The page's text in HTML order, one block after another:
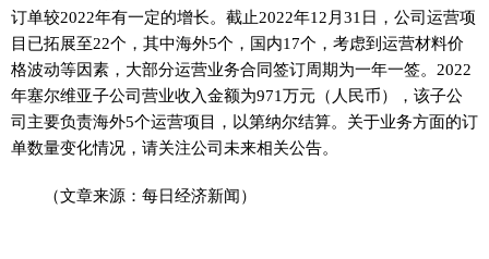
订单较2022年有一定的增长。截止2022年12月31日，公司运营项
目已拓展至22个，其中海外5个，国内17个，考虑到运营材料价
格波动等因素，大部分运营业务合同签订周期为一年一签。2022
年塞尔维亚子公司营业收入金额为971万元（人民币），该子公
司主要负责海外5个运营项目，以第纳尔结算。关于业务方面的订
单数量变化情况，请关注公司未来相关公告。
（文章来源：每日经济新闻）